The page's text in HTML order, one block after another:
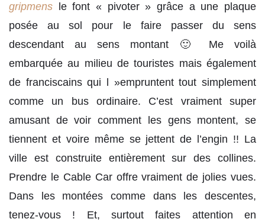
gripmens le font « pivoter » grâce a une plaque
posée au sol pour le faire passer du sens
descendant au sens montant 🙂 Me voilà
embarquée au milieu de touristes mais également
de franciscains qui l »empruntent tout simplement
comme un bus ordinaire. C’est vraiment super
amusant de voir comment les gens montent, se
tiennent et voire même se jettent de l’engin !! La
ville est construite entièrement sur des collines.
Prendre le Cable Car offre vraiment de jolies vues.
Dans les montées comme dans les descentes,
tenez-vous ! Et, surtout faites attention en